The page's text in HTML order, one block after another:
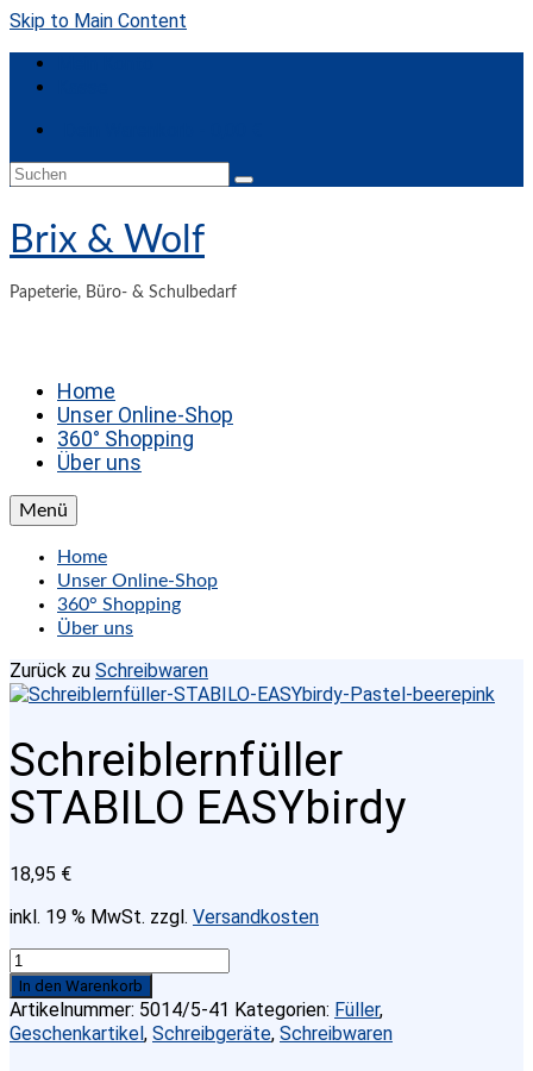
Skip to Main Content
Suchen
Brix & Wolf
Papeterie, Büro- & Schulbedarf
Home
Unser Online-Shop
360° Shopping
Über uns
Menü
Home
Unser Online-Shop
360° Shopping
Über uns
Zurück zu Schreibwaren
Schreiblernfüller
STABILO EASYbirdy
18,95 €
inkl. 19 % MwSt. zzgl. Versandkosten
Schreiblernfüller
STABILO
EASYbirdy
Menge
In den Warenkorb
Artikelnummer: 5014/5-41 Kategorien: Füller,
Geschenkartikel, Schreibgeräte, Schreibwaren